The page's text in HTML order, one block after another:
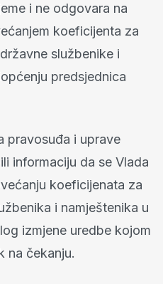
i ne odgovara na
koeficijenta za
službenike i
predsjednica
pravosuđa i uprave
informaciju da se Vlada
koeficijenata za
i namještenika u
izmjene uredbe kojom
na čekanju.